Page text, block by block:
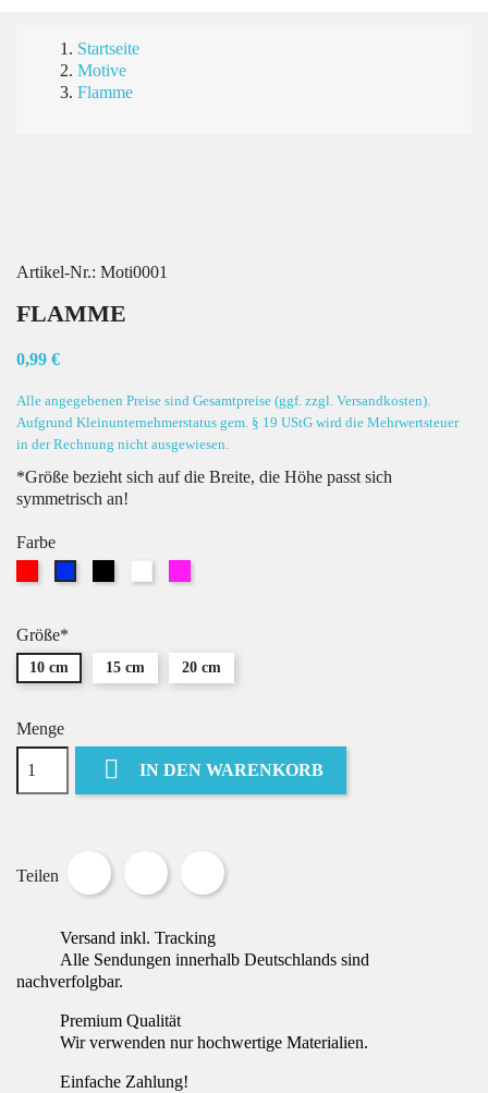
Startseite
Motive
Flamme
Artikel-Nr.: Moti0001
FLAMME
0,99 €
Alle angegebenen Preise sind Gesamtpreise (ggf. zzgl. Versandkosten).
Aufgrund Kleinunternehmerstatus gem. § 19 UStG wird die Mehrwertsteuer
in der Rechnung nicht ausgewiesen.
*Größe bezieht sich auf die Breite, die Höhe passt sich
symmetrisch an!
Farbe
Größe*
10 cm 15 cm 20 cm
Menge
 IN DEN WARENKORB
Teilen
Versand inkl. Tracking
Alle Sendungen innerhalb Deutschlands sind
nachverfolgbar.
Premium Qualität
Wir verwenden nur hochwertige Materialien.
Einfache Zahlung!